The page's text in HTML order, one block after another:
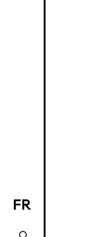
FR
EN